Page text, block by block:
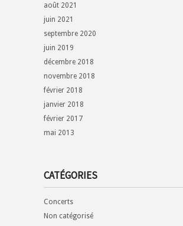
août 2021
juin 2021
septembre 2020
juin 2019
décembre 2018
novembre 2018
février 2018
janvier 2018
février 2017
mai 2013
CATÉGORIES
Concerts
Non catégorisé